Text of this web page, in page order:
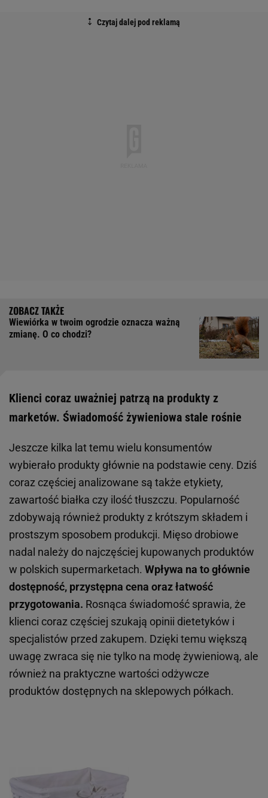
Wiewiórka w twoim ogrodzie oznacza ważną
zmianę. O co chodzi?
Klienci coraz uważniej patrzą na produkty z
marketów. Świadomość żywieniowa stale rośnie
Jeszcze kilka lat temu wielu konsumentów
wybierało produkty głównie na podstawie ceny. Dziś
coraz częściej analizowane są także etykiety,
zawartość białka czy ilość tłuszczu. Popularność
zdobywają również produkty z krótszym składem i
prostszym sposobem produkcji. Mięso drobiowe
nadal należy do najczęściej kupowanych produktów
w polskich supermarketach. Wpływa na to głównie
dostępność, przystępna cena oraz łatwość
przygotowania. Rosnąca świadomość sprawia, że
klienci coraz częściej szukają opinii dietetyków i
specjalistów przed zakupem. Dzięki temu większą
uwagę zwraca się nie tylko na modę żywieniową, ale
również na praktyczne wartości odżywcze
produktów dostępnych na sklepowych półkach.